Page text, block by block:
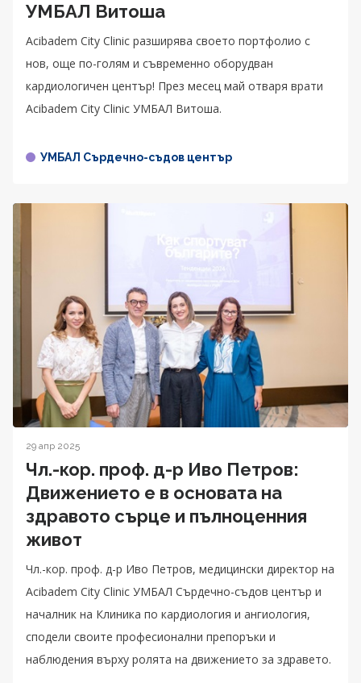
УМБАЛ Витоша
Acibadem City Clinic разширява своето портфолио с
нов, още по-голям и съвременно оборудван
кардиологичен център! През месец май отваря врати
Acibadem City Clinic УМБАЛ Витоша.
УМБАЛ Сърдечно-съдов център
29 апр 2025
Чл.-кор. проф. д-р Иво Петров:
Движението е в основата на
здравото сърце и пълноценния
живот
Чл.-кор. проф. д-р Иво Петров, медицински директор на
Acibadem City Clinic УМБАЛ Сърдечно-съдов център и
началник на Клиника по кардиология и ангиология,
сподели своите професионални препоръки и
наблюдения върху ролята на движението за здравето.